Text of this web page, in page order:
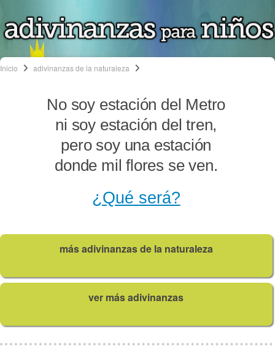
Inicio adivinanzas de la naturaleza
No soy estación del Metro
ni soy estación del tren,
pero soy una estación
donde mil flores se ven.
¿Qué será?
más adivinanzas de la naturaleza
ver más adivinanzas